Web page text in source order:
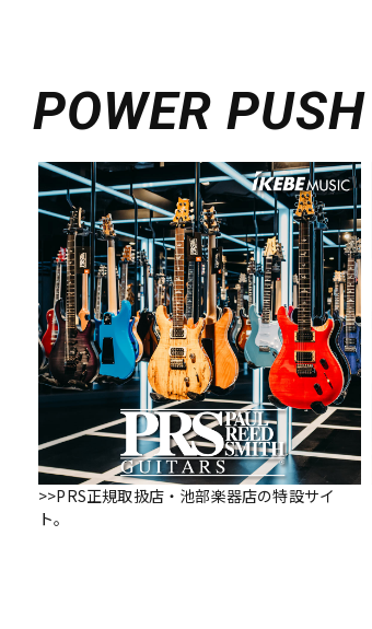
POWER PUSH
>>PRS正規取扱店・池部楽器店の特設サイ
ト。